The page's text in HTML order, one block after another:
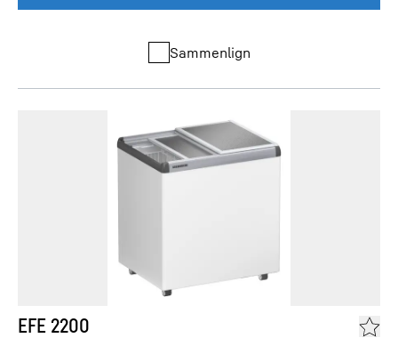
Sammenlign
EFE 2200